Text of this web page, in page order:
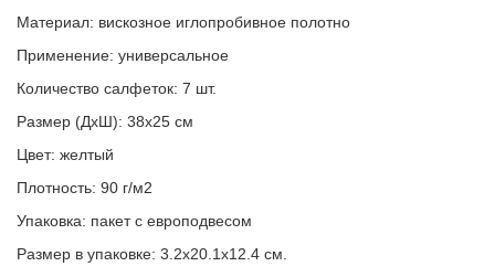
Материал: вискозное иглопробивное полотно
Применение: универсальное
Количество салфеток: 7 шт.
Размер (ДхШ): 38х25 см
Цвет: желтый
Плотность: 90 г/м2
Упаковка: пакет с европодвесом
Размер в упаковке: 3.2x20.1x12.4 см.